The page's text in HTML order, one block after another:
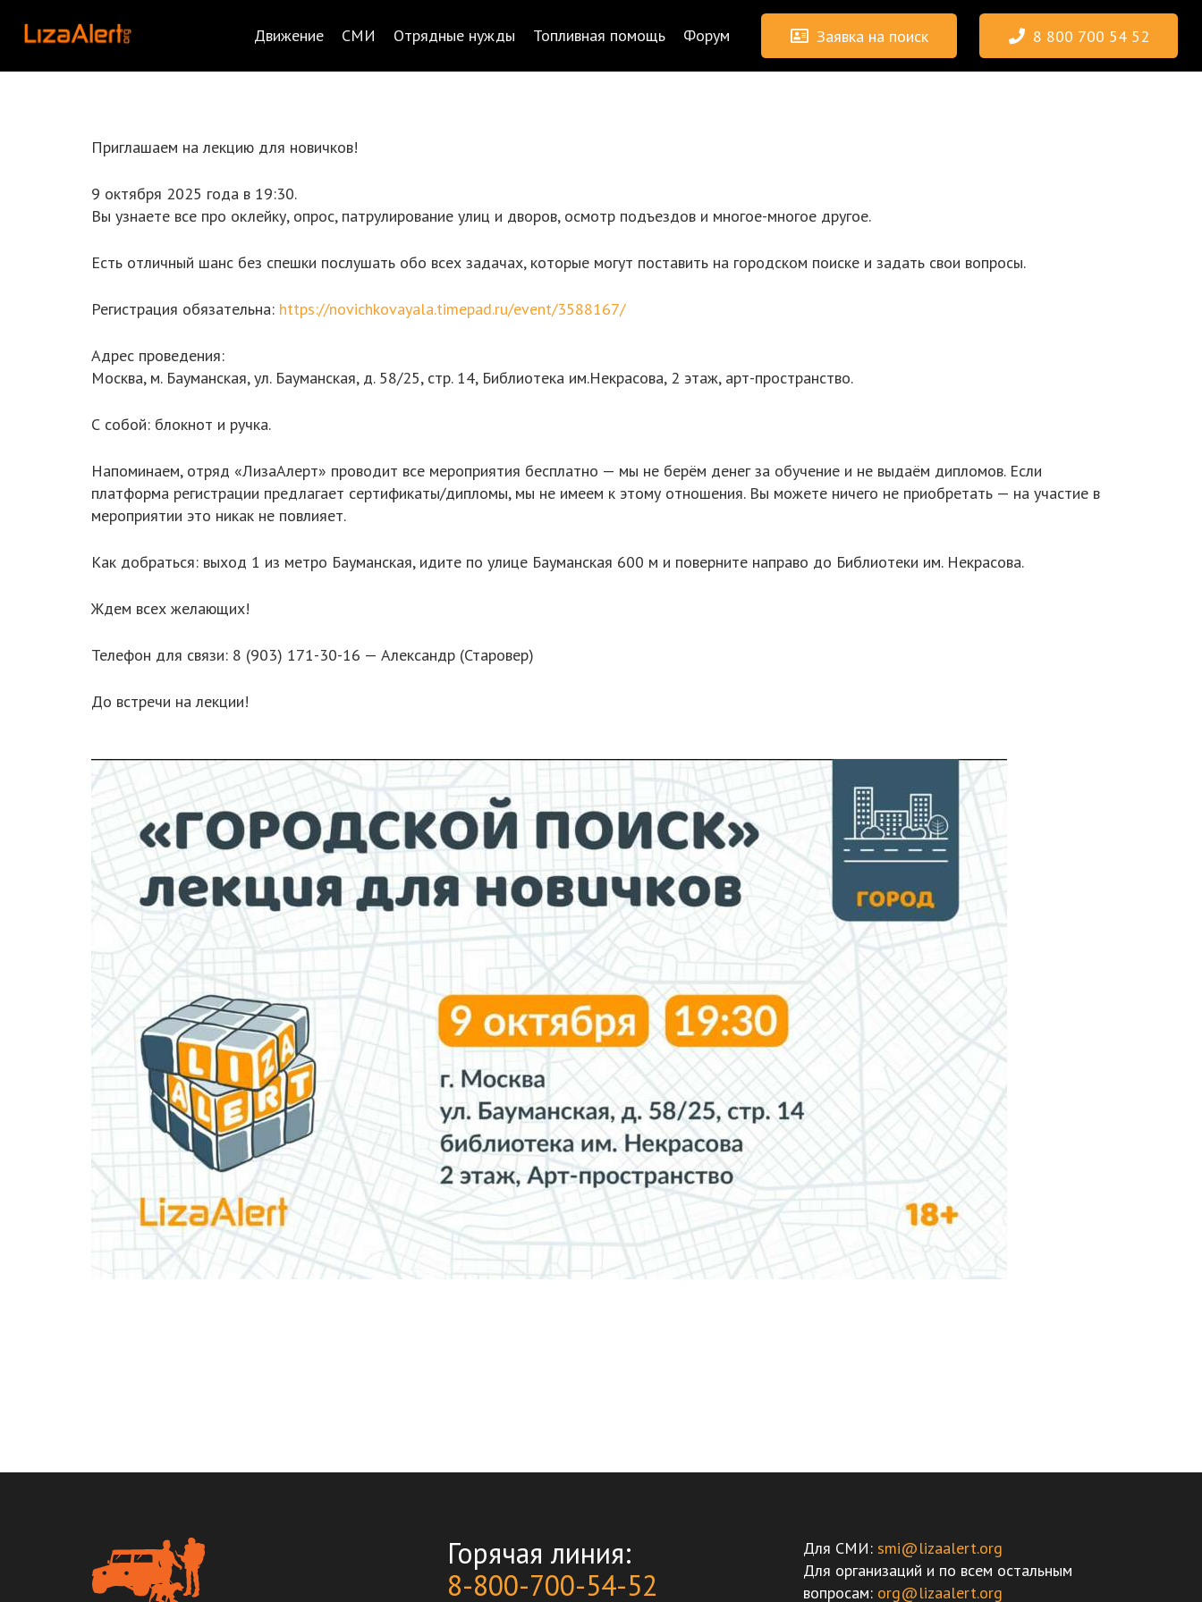
Движение СМИ Отрядные нужды Топливная помощь Форум Заявка на поиск 8 800 700 54 52
Приглашаем на лекцию для новичков!
9 октября 2025 года в 19:30.
Вы узнаете все про оклейку, опрос, патрулирование улиц и дворов, осмотр подъездов и многое-многое другое.
Есть отличный шанс без спешки послушать обо всех задачах, которые могут поставить на городском поиске и задать свои вопросы.
Регистрация обязательна: https://novichkovayala.timepad.ru/event/3588167/
Адрес проведения:
Москва, м. Бауманская, ул. Бауманская, д. 58/25, стр. 14, Библиотека им.Некрасова, 2 этаж, арт-пространство.
С собой: блокнот и ручка.
Напоминаем, отряд «ЛизаАлерт» проводит все мероприятия бесплатно — мы не берём денег за обучение и не выдаём дипломов. Если
платформа регистрации предлагает сертификаты/дипломы, мы не имеем к этому отношения. Вы можете ничего не приобретать — на участие в
мероприятии это никак не повлияет.
Как добраться: выход 1 из метро Бауманская, идите по улице Бауманская 600 м и поверните направо до Библиотеки им. Некрасова.
Ждем всех желающих!
Телефон для связи: 8 (903) 171-30-16 — Александр (Старовер)
До встречи на лекции!
Горячая линия:
8-800-700-54-52
Для СМИ: smi@lizaalert.org
Для организаций и по всем остальным
вопросам: org@lizaalert.org